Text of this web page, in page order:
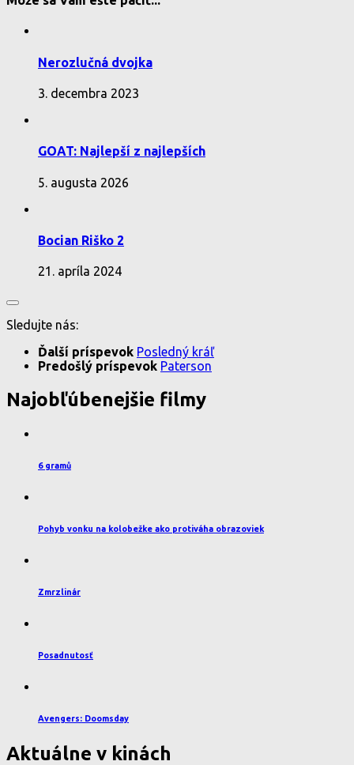
Nerozlučná dvojka
3. decembra 2023
GOAT: Najlepší z najlepších
5. augusta 2026
Bocian Riško 2
21. apríla 2024
Sledujte nás:
Ďalší príspevok Posledný kráľ
Predošlý príspevok Paterson
Najobľúbenejšie filmy
6 gramů
Pohyb vonku na kolobežke ako protiváha obrazoviek
Zmrzlinár
Posadnutosť
Avengers: Doomsday
Aktuálne v kinách